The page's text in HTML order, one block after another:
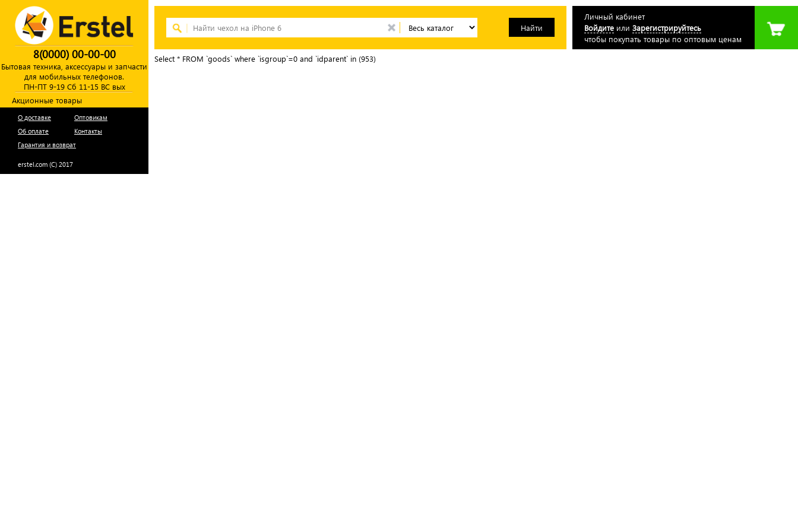
8(0000) 00-00-00
Бытовая техника, аксессуары и запчасти
для мобильных телефонов.
ПН-ПТ 9-19 Сб 11-15 ВС вых
Акционные товары
О доставке
Оптовикам
Об оплате
Контакты
Гарантия и возврат
erstel.com (C) 2017
Личный кабинет
Войдите или Зарегистрируйтесь
чтобы покупать товары по оптовым ценам
Select * FROM `goods` where `isgroup`=0 and `idparent` in (953)